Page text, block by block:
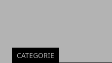
CATEGORIE